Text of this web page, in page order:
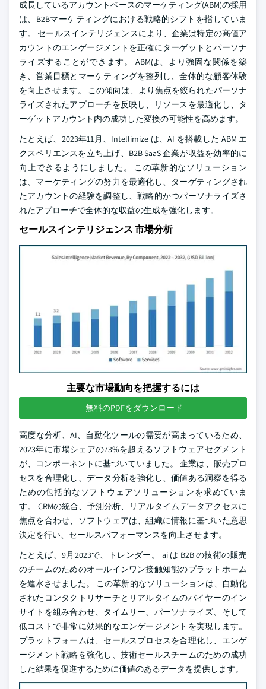
成長しているアカウントベースのマーケティング(ABM)の採用
は、B2Bマーケティングにおける戦略的シフトを指していま
す。 セールスインテリジェンスにより、企業は特定の高値ア
カウントのエンゲージメントを正確にターゲットとパーソナ
ライズすることができます。 ABMは、より強固な関係を築
き、営業目標とマーケティングを整列し、全体的な顧客体験
を向上させます。 この傾向は、より焦点を絞られたパーソナ
ライズされたアプローチを反映し、リソースを最適化し、タ
ーゲットアカウント内の成功した変換の可能性を高めます。
たとえば、2023年11月、Intellimize は、AI を搭載した ABM エ
クスペリエンスを立ち上げ、B2B SaaS 企業が収益を効率的に
向上できるようにしました。 この革新的なソリューション
は、マーケティングの努力を最適化し、ターゲティングされ
たアカウントの経験を調整し、戦略的かつパーソナライズさ
れたアプローチで全体的な収益の生成を強化します。
セールスインテリジェンス 市場分析
主要な市場動向を把握するには
無料のPDFをダウンロード
高度な分析、AI、自動化ツールの需要が高まっているため、
2023年に市場シェアの73%を超えるソフトウェアセグメント
が、コンポーネントに基づいていました。 企業は、販売プロ
セスを合理化し、データ分析を強化し、価値ある洞察を得る
ための包括的なソフトウェアソリューションを求めていま
す。 CRMの統合、予測分析、リアルタイムデータアクセスに
焦点を合わせ、ソフトウェアは、組織に情報に基づいた意思
決定を行い、セールスパフォーマンスを向上させます。
たとえば、9月2023で、トレンダー。 ai は B2B の技術の販売
のチームのためのオールインワン接触知能のプラットホーム
を進水させました。 この革新的なソリューションは、自動化
されたコンタクトリサーチとリアルタイムのバイヤーのイン
サイトを組み合わせ、タイムリー、パーソナライズ、そして
低コストで非常に効果的なエンゲージメントを実現します。
プラットフォームは、セールスプロセスを合理化し、エンゲ
ージメント戦略を強化し、技術セールスチームのための成功
した結果を促進するために価値のあるデータを提供します。